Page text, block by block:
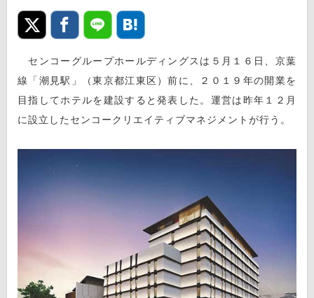
センコーグループホールディングスは５月１６日、京葉
線「潮見駅」（東京都江東区）前に、２０１９年の開業を
目指してホテルを建設すると発表した。運営は昨年１２月
に設立したセンコークリエイティブマネジメントが行う。